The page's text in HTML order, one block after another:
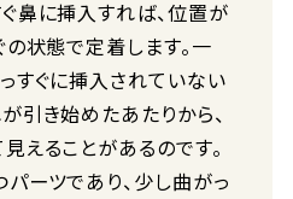
鼻に挿入すれば、位置が
の状態で定着します。一
すぐに挿入されていない
引き始めたあたりから、
えることがあるのです。
ーツであり、少し曲がっ